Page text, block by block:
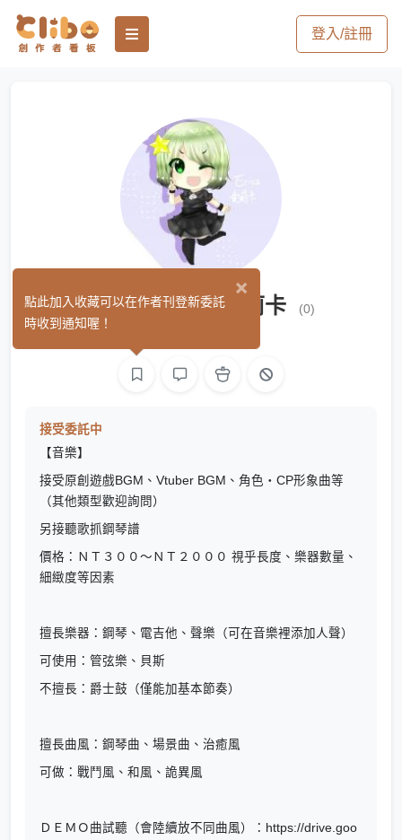
登入/註冊
秋田 エリカ／愛莉卡 (0)
接受委託中
【音樂】
接受原創遊戲BGM、Vtuber BGM、角色・CP形象曲等
（其他類型歡迎詢問）
另接聽歌抓鋼琴譜
價格：ＮＴ３００～ＮＴ２０００ 視乎長度、樂器數量、
細緻度等因素
擅長樂器：鋼琴、電吉他、聲樂（可在音樂裡添加人聲）
可使用：管弦樂、貝斯
不擅長：爵士鼓（僅能加基本節奏）
擅長曲風：鋼琴曲、場景曲、治癒風
可做：戰鬥風、和風、詭異風
ＤＥＭＯ曲試聽（會陸續放不同曲風）：https://drive.goo
×
點此加入收藏可以在作者刊登新委託
時收到通知喔！